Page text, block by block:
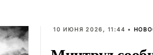
10 ИЮНЯ 2026, 11:44 •